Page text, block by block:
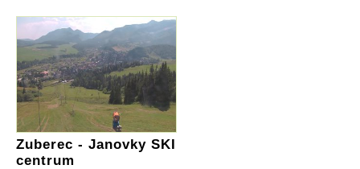
Zuberec - Janovky SKI
centrum